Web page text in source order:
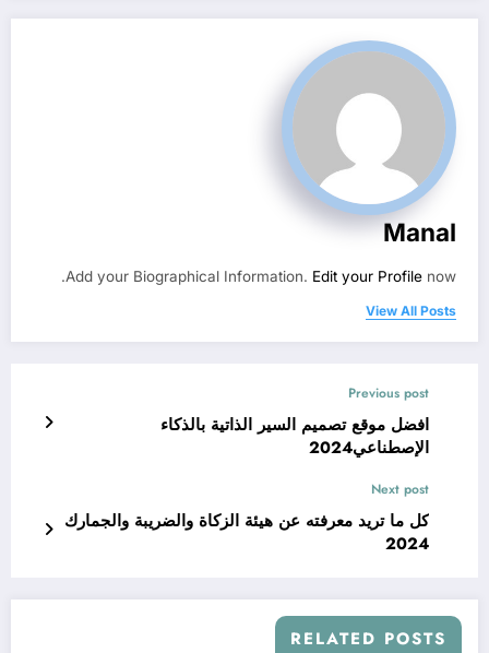
Manal
Add your Biographical Information. Edit your Profile now.
View All Posts
Previous post
افضل موقع تصميم السير الذاتية بالذكاء
الإصطناعي2024
Next post
كل ما تريد معرفته عن هيئة الزكاة والضريبة والجمارك
2024
RELATED POSTS